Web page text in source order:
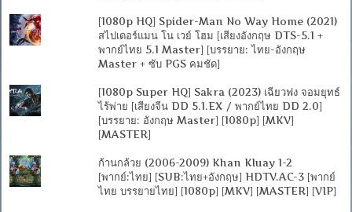
[1080p HQ] Spider-Man No Way Home (2021)
สไปเดอร์แมน โน เวย์ โฮม [เสียงอังกฤษ DTS-5.1 +
พากย์ไทย 5.1 Master] [บรรยาย: ไทย-อังกฤษ
Master + ซับ PGS คมชัด]
[1080p Super HQ] Sakra (2023) เฉียวฟง จอมยุทธ์
ไร้พ่าย [เสียงจีน DD 5.1.EX / พากย์ไทย DD 2.0]
[บรรยาย: อังกฤษ Master] [1080p] [MKV]
[MASTER]
ก้านกล้วย (2006-2009) Khan Kluay 1-2
[พากย์:ไทย] [SUB:ไทย+อังกฤษ] HDTV.AC-3 [พากย์
ไทย บรรยายไทย] [1080p] [MKV] [MASTER] [VIP]